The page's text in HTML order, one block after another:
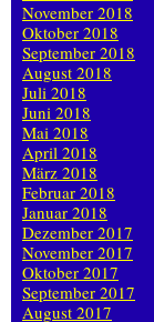
November 2018
Oktober 2018
September 2018
August 2018
Juli 2018
Juni 2018
Mai 2018
April 2018
März 2018
Februar 2018
Januar 2018
Dezember 2017
November 2017
Oktober 2017
September 2017
August 2017